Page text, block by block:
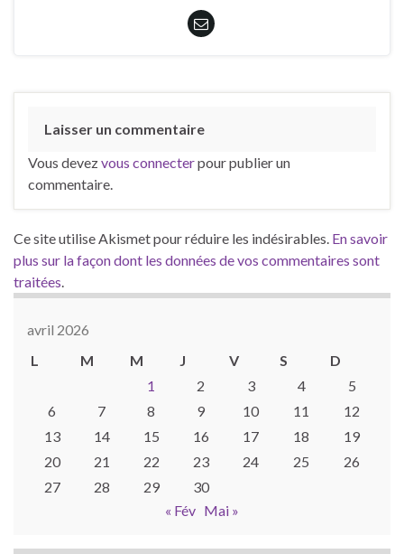
Laisser un commentaire
Vous devezvous connecterpour publier un
commentaire.
Ce site utilise Akismet pour réduire les indésirables. En savoir
plus sur la façon dont les données de vos commentaires sont
traitées.
avril 2026
L
M M J V S
D
1
2 3 4
5
6
7 8 9 10 11
12
13
14 15 16 17 18
19
20
21 22 23 24 25
26
27
28 29
30
« Fév Mai »